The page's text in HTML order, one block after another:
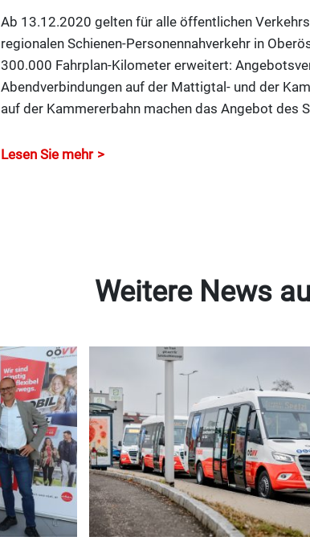
Ab 13.12.2020 gelten für alle öffentlichen
regionalen Schienen-Personennahverkehr in
300.000 Fahrplan-Kilometer erweitert:
Abendverbindungen auf der Mattigtal- und der
auf der Kammererbahn machen das Angebot des
Lesen Sie mehr
Weitere News